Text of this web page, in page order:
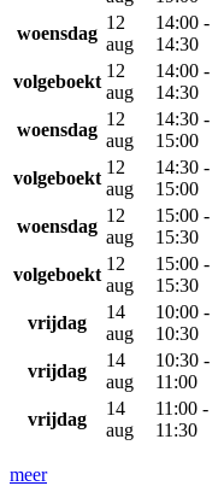
woensdag
12
aug
14:00 -
14:30
volgeboekt
12
aug
14:00 -
14:30
woensdag
12
aug
14:30 -
15:00
volgeboekt
12
aug
14:30 -
15:00
woensdag
12
aug
15:00 -
15:30
volgeboekt
12
aug
15:00 -
15:30
vrijdag
14
aug
10:00 -
10:30
vrijdag
14
aug
10:30 -
11:00
vrijdag
14
aug
11:00 -
11:30
meer